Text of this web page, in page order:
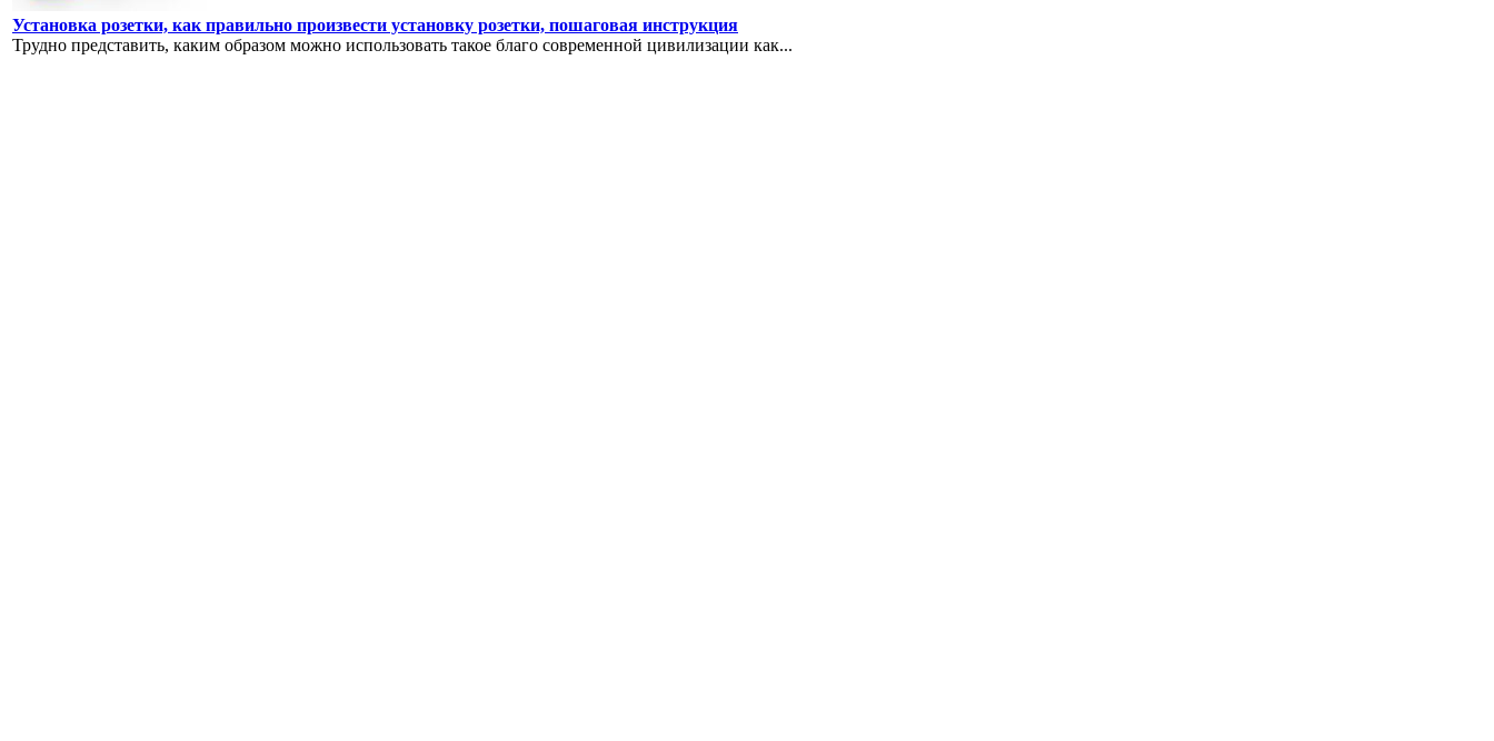
Установка розетки, как правильно произвести установку розетки, пошаговая инструкция
Трудно представить, каким образом можно использовать такое благо современной цивилизации как...